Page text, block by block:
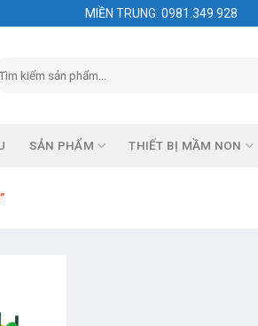
MIỀN TRUNG: 0981.349.928
SẢN PHẨM THIẾT BỊ MẦM NON